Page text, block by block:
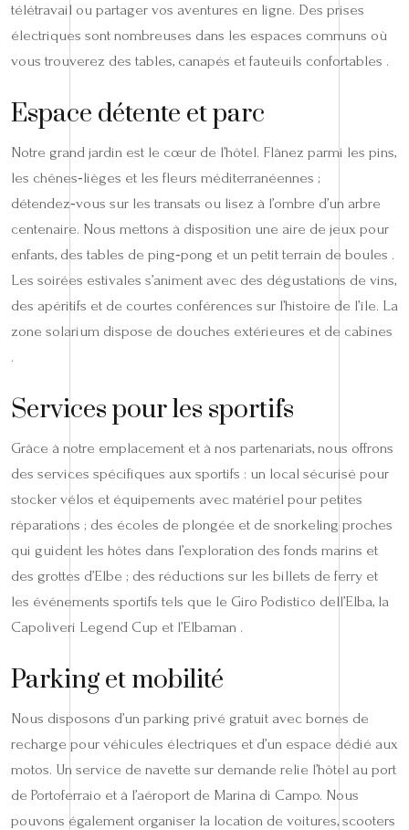
télétravail ou partager vos aventures en ligne. Des prises
électriques sont nombreuses dans les espaces communs où
vous trouverez des tables, canapés et fauteuils confortables .
Espace détente et parc
Notre grand jardin est le cœur de l’hôtel. Flânez parmi les pins,
les chênes‑lièges et les fleurs méditerranéennes ;
détendez‑vous sur les transats ou lisez à l’ombre d’un arbre
centenaire. Nous mettons à disposition une aire de jeux pour
enfants, des tables de ping‑pong et un petit terrain de boules .
Les soirées estivales s’animent avec des dégustations de vins,
des apéritifs et de courtes conférences sur l’histoire de l’île. La
zone solarium dispose de douches extérieures et de cabines
.
Services pour les sportifs
Grâce à notre emplacement et à nos partenariats, nous offrons
des services spécifiques aux sportifs : un local sécurisé pour
stocker vélos et équipements avec matériel pour petites
réparations ; des écoles de plongée et de snorkeling proches
qui guident les hôtes dans l’exploration des fonds marins et
des grottes d’Elbe ; des réductions sur les billets de ferry et
les événements sportifs tels que le Giro Podistico dell’Elba, la
Capoliveri Legend Cup et l’Elbaman .
Parking et mobilité
Nous disposons d’un parking privé gratuit avec bornes de
recharge pour véhicules électriques et d’un espace dédié aux
motos. Un service de navette sur demande relie l’hôtel au port
de Portoferraio et à l’aéroport de Marina di Campo. Nous
pouvons également organiser la location de voitures, scooters